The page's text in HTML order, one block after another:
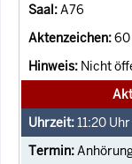
A76
60
Nicht
11:20 Uhr